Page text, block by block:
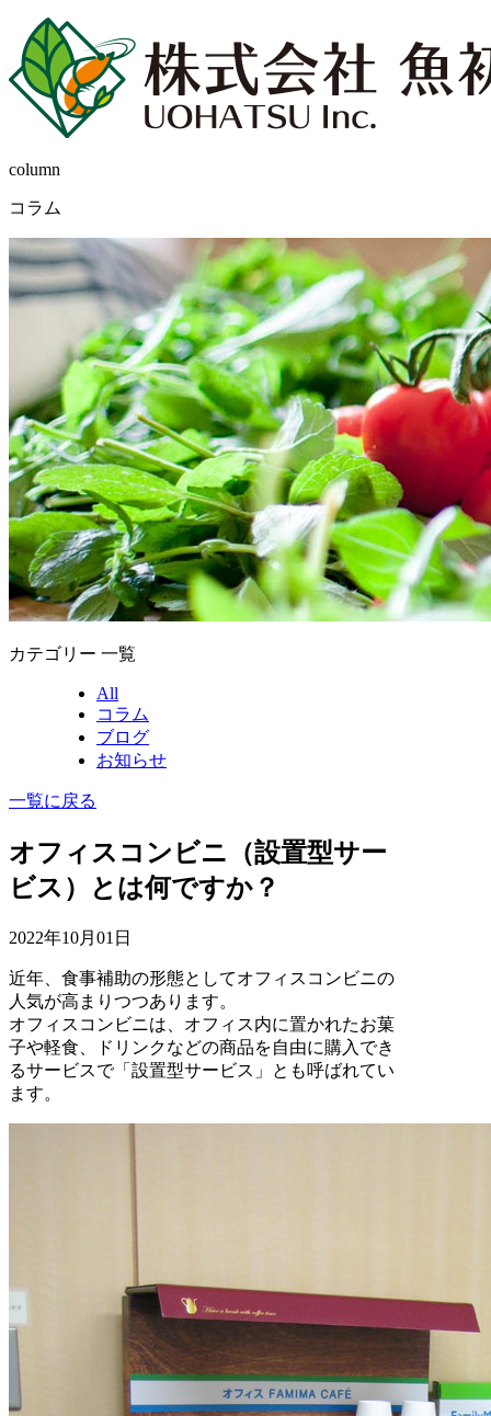
column
コラム
カテゴリー 一覧
All
コラム
ブログ
お知らせ
一覧に戻る
オフィスコンビニ（設置型サー
ビス）とは何ですか？
2022年10月01日
近年、食事補助の形態としてオフィスコンビニの
人気が高まりつつあります。
オフィスコンビニは、オフィス内に置かれたお菓
子や軽食、ドリンクなどの商品を自由に購入でき
るサービスで「設置型サービス」とも呼ばれてい
ます。